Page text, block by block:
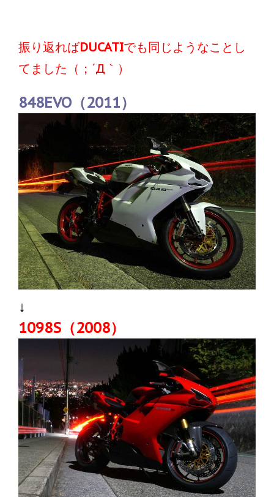
振り返ればDUCATIでも同じようなことし
てました（；´Д｀）
848EVO（2011）
↓
1098S（2008）